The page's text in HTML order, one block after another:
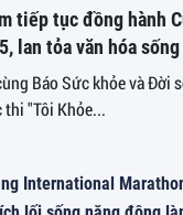
tiếp tục đồng hành
lan tỏa văn hóa
Báo Sức khỏe và Đời
thi "Tôi Khỏe...
International